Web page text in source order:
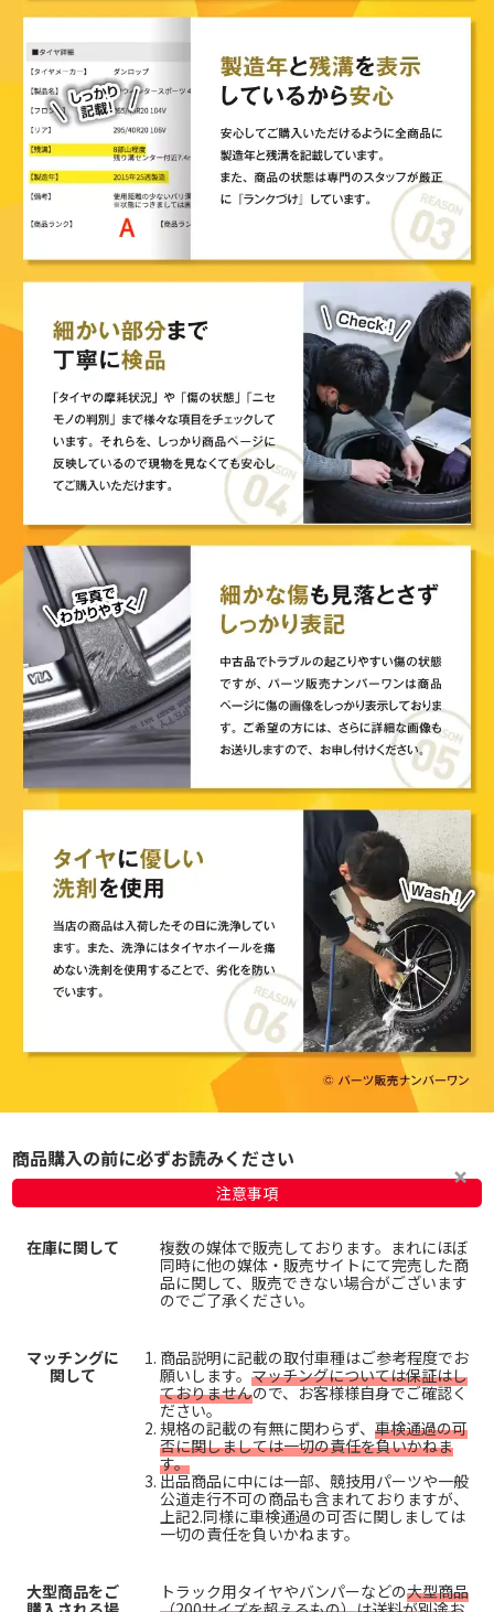
商品購入の前に必ずお読みください
注意事項
在庫に関して
複数の媒体で販売しております。まれにほぼ
同時に他の媒体・販売サイトにて完売した商
品に関して、販売できない場合がございます
のでご了承ください。
マッチングに
関して
商品説明に記載の取付車種はご参考程度でお
願いします。 マッチングについては保証はし
ておりませんので、お客様様自身でご確認く
ださい。
規格の記載の有無に関わらず、 車検通過の可
否に関しましては一切の責任を負いかねま
す。
出品商品に中には一部、競技用パーツや一般
公道走行不可の商品も含まれておりますが、
上記2.同様に車検通過の可否に関しましては
一切の責任を負いかねます。
大型商品をご
トラック用タイヤやバンパーなどの大型商品